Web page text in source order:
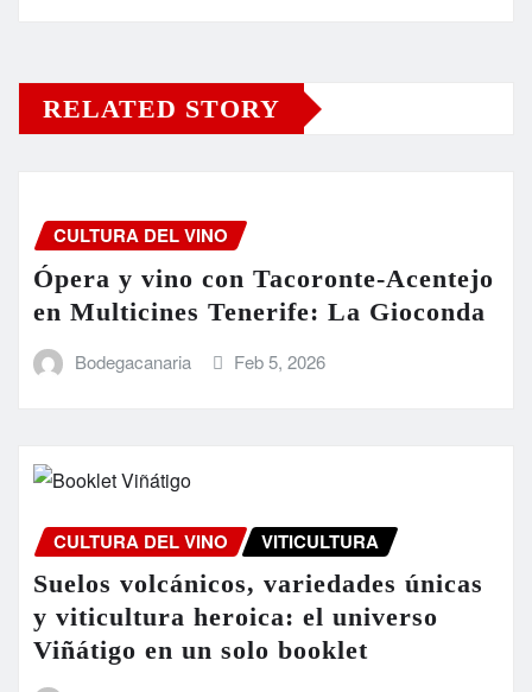
RELATED STORY
CULTURA DEL VINO
Ópera y vino con Tacoronte-Acentejo
en Multicines Tenerife: La Gioconda
Bodegacanaria Feb 5, 2026
CULTURA DEL VINO VITICULTURA
Suelos volcánicos, variedades únicas
y viticultura heroica: el universo
Viñátigo en un solo booklet